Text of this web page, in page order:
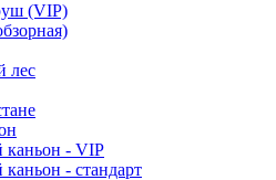
(VIP)
лес
каньон - VIP
каньон - стандарт